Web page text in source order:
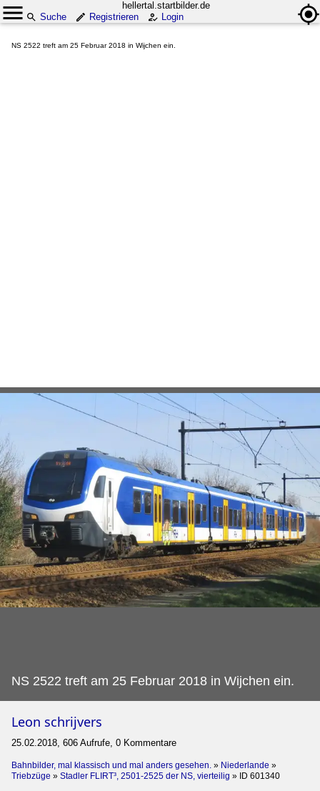
hellertal.startbilder.de
Suche
Registrieren Login
NS 2522 treft am 25 Februar 2018 in Wijchen ein.
NS 2522 treft am 25 Februar 2018 in Wijchen ein.
Leon schrijvers
25.02.2018, 606 Aufrufe, 0 Kommentare
Bahnbilder, mal klassisch und mal anders gesehen. » Niederlande »
Triebzüge » Stadler FLIRT³, 2501-2525 der NS, vierteilig » ID 601340